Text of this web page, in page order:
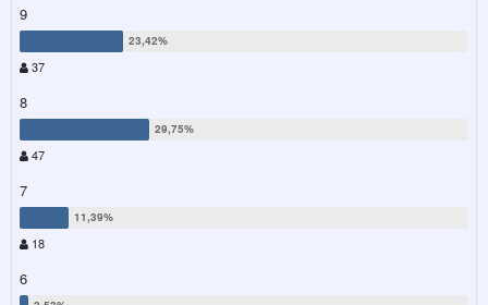
9
37
8
47
7
18
6